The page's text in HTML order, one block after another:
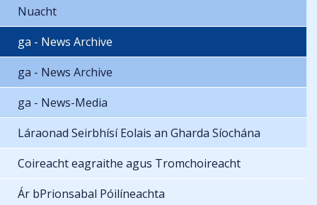
Nuacht
ga - News Archive
ga - News Archive
ga - News-Media
Láraonad Seirbhísí Eolais an Gharda Síochána
Coireacht eagraithe agus Tromchoireacht
Ár bPrionsabal Póilíneachta